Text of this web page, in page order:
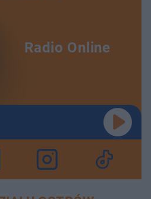
Radio Online